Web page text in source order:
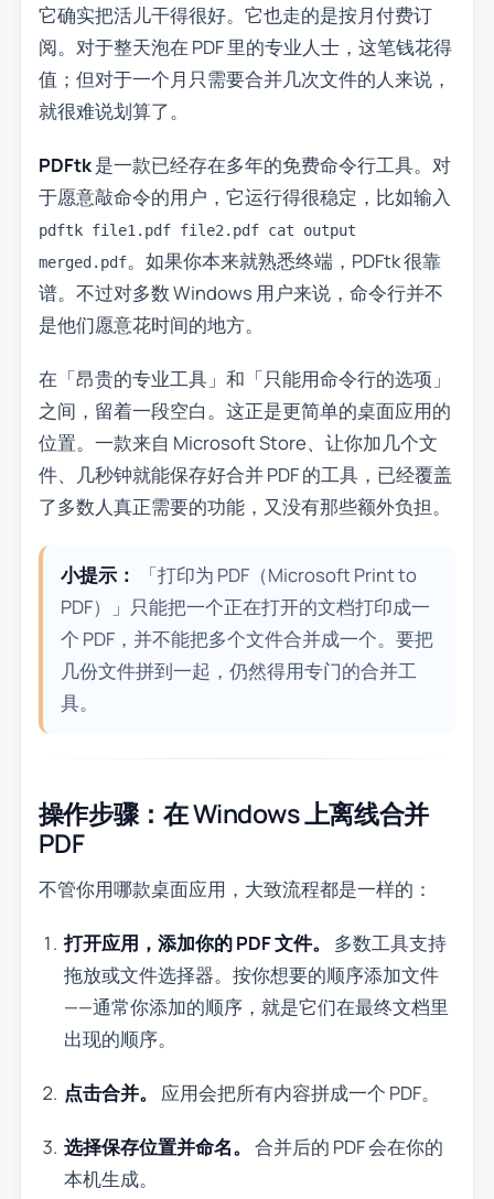
它确实把活儿干得很好。它也走的是按月付费订
阅。对于整天泡在 PDF 里的专业人士，这笔钱花得
值；但对于一个月只需要合并几次文件的人来说，
就很难说划算了。
PDFtk是一款已经存在多年的免费命令行工具。对
于愿意敲命令的用户，它运行得很稳定，比如输入
pdftk file1.pdf file2.pdf cat output
merged.pdf。如果你本来就熟悉终端，PDFtk 很靠
谱。不过对多数 Windows 用户来说，命令行并不
是他们愿意花时间的地方。
在「昂贵的专业工具」和「只能用命令行的选项」
之间，留着一段空白。这正是更简单的桌面应用的
位置。一款来自 Microsoft Store、让你加几个文
件、几秒钟就能保存好合并 PDF 的工具，已经覆盖
了多数人真正需要的功能，又没有那些额外负担。
小提示：
「打印为 PDF（Microsoft Print to
PDF）」只能把一个正在打开的文档打印成一
个 PDF，并不能把多个文件合并成一个。要把
几份文件拼到一起，仍然得用专门的合并工
具。
操作步骤：在 Windows 上离线合并
PDF
不管你用哪款桌面应用，大致流程都是一样的：
打开应用，添加你的 PDF 文件。
多数工具支持
拖放或文件选择器。按你想要的顺序添加文件
——通常你添加的顺序，就是它们在最终文档里
出现的顺序。
点击合并。 应用会把所有内容拼成一个 PDF。
选择保存位置并命名。 合并后的 PDF 会在你的
本机生成。